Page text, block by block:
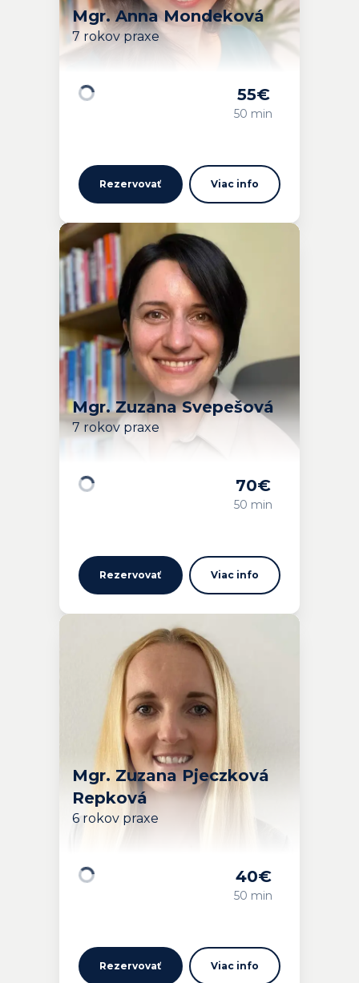
Mgr. Anna Mondeková
7 rokov praxe
55€
50 min
Rezervovať Viac info
Mgr. Zuzana Svepešová
7 rokov praxe
70€
50 min
Rezervovať Viac info
Mgr. Zuzana Pjeczková
Repková
6 rokov praxe
40€
50 min
Rezervovať Viac info